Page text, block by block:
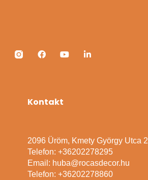
Kontakt
2096 Üröm, Kmety György Utca 2
Telefon: +36202278295
Email: huba@rocasdecor.hu
Telefon: +36202278860